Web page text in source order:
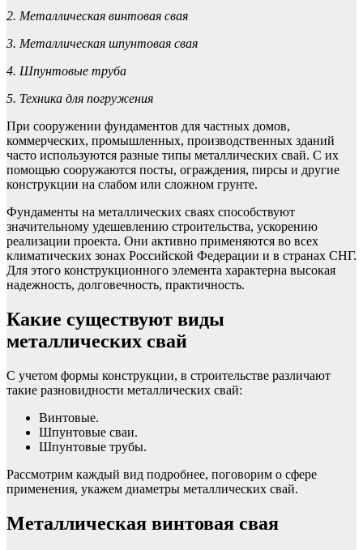
2. Металлическая винтовая свая
3. Металлическая шпунтовая свая
4. Шпунтовые труба
5. Техника для погружения
При сооружении фундаментов для частных домов,
коммерческих, промышленных, производственных зданий
часто используются разные типы металлических свай. С их
помощью сооружаются посты, ограждения, пирсы и другие
конструкции на слабом или сложном грунте.
Фундаменты на металлических сваях способствуют
значительному удешевлению строительства, ускорению
реализации проекта. Они активно применяются во всех
климатических зонах Российской Федерации и в странах СНГ.
Для этого конструкционного элемента характерна высокая
надежность, долговечность, практичность.
Какие существуют виды
металлических свай
С учетом формы конструкции, в строительстве различают
такие разновидности металлических свай:
Винтовые.
Шпунтовые сваи.
Шпунтовые трубы.
Рассмотрим каждый вид подробнее, поговорим о сфере
применения, укажем диаметры металлических свай.
Металлическая винтовая свая